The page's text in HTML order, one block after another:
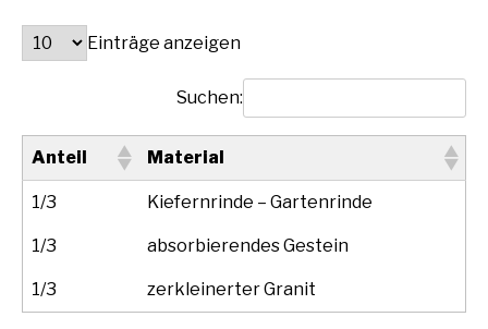
Einträge anzeigen
Suchen:
Anteil Material
1/3 Kiefernrinde – Gartenrinde
1/3 absorbierendes Gestein
1/3 zerkleinerter Granit